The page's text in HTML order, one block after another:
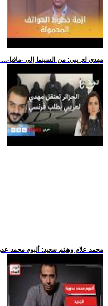
.. مهدي لعريبي: من السينما إلى -مافيا-
.. محمد علام وهيثم سعيد: ألبوم محمد